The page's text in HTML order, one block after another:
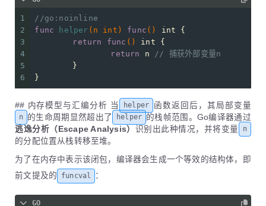
1
2
3
4
5
6
//go:noinline
func
helper (n int ) func () int {
return
func () int {
return
n
// 捕获外部变量n
	}
}
## 内存模型与汇编分析 当 helper 函数返回后，其局部变量
n 的生命周期显然超出了 helper 的栈帧范围。Go编译器通过
逃逸分析（Escape Analysis） 识别出此种情况，并将变量 n
的分配位置从栈转移至堆。
为了在内存中表示该闭包，编译器会生成一个等效的结构体，即
前文提及的
funcval ：
GO